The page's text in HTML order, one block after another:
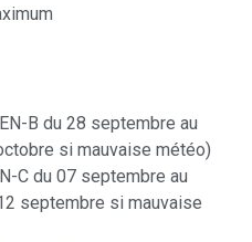
B du 28 septembre au
si mauvaise météo)
C du 07 septembre au
septembre si mauvaise